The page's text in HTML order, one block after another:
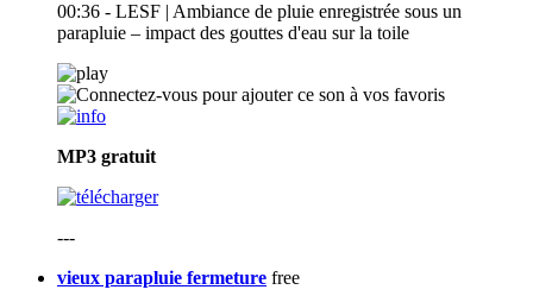
00:36 - LESF | Ambiance de pluie enregistrée sous un
parapluie – impact des gouttes d'eau sur la toile
MP3 gratuit
---
vieux parapluie fermeture free